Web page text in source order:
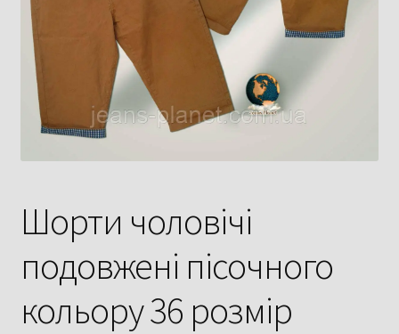
Шорти чоловічі
подовжені пісочного
кольору 36 розмір